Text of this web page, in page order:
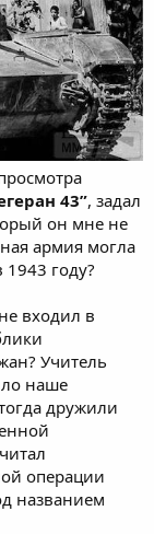
43”, задал
он мне не
армия могла
1943 году?
входил в
Учитель
наше
дружили
операции
названием